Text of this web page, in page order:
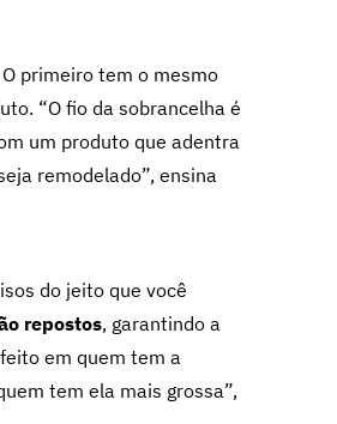
O primeiro tem o mesmo
“O fio da sobrancelha é
um produto que adentra
remodelado”, ensina
do jeito que você
repostos, garantindo a
em quem tem a
tem ela mais grossa”,